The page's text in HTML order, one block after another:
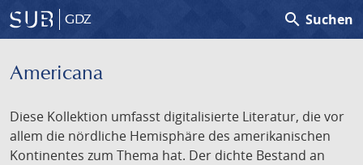
GDZ search Suchen
Americana
Diese Kollektion umfasst digitalisierte Literatur, die vor
allem die nördliche Hemisphäre des amerikanischen
Kontinentes zum Thema hat. Der dichte Bestand an